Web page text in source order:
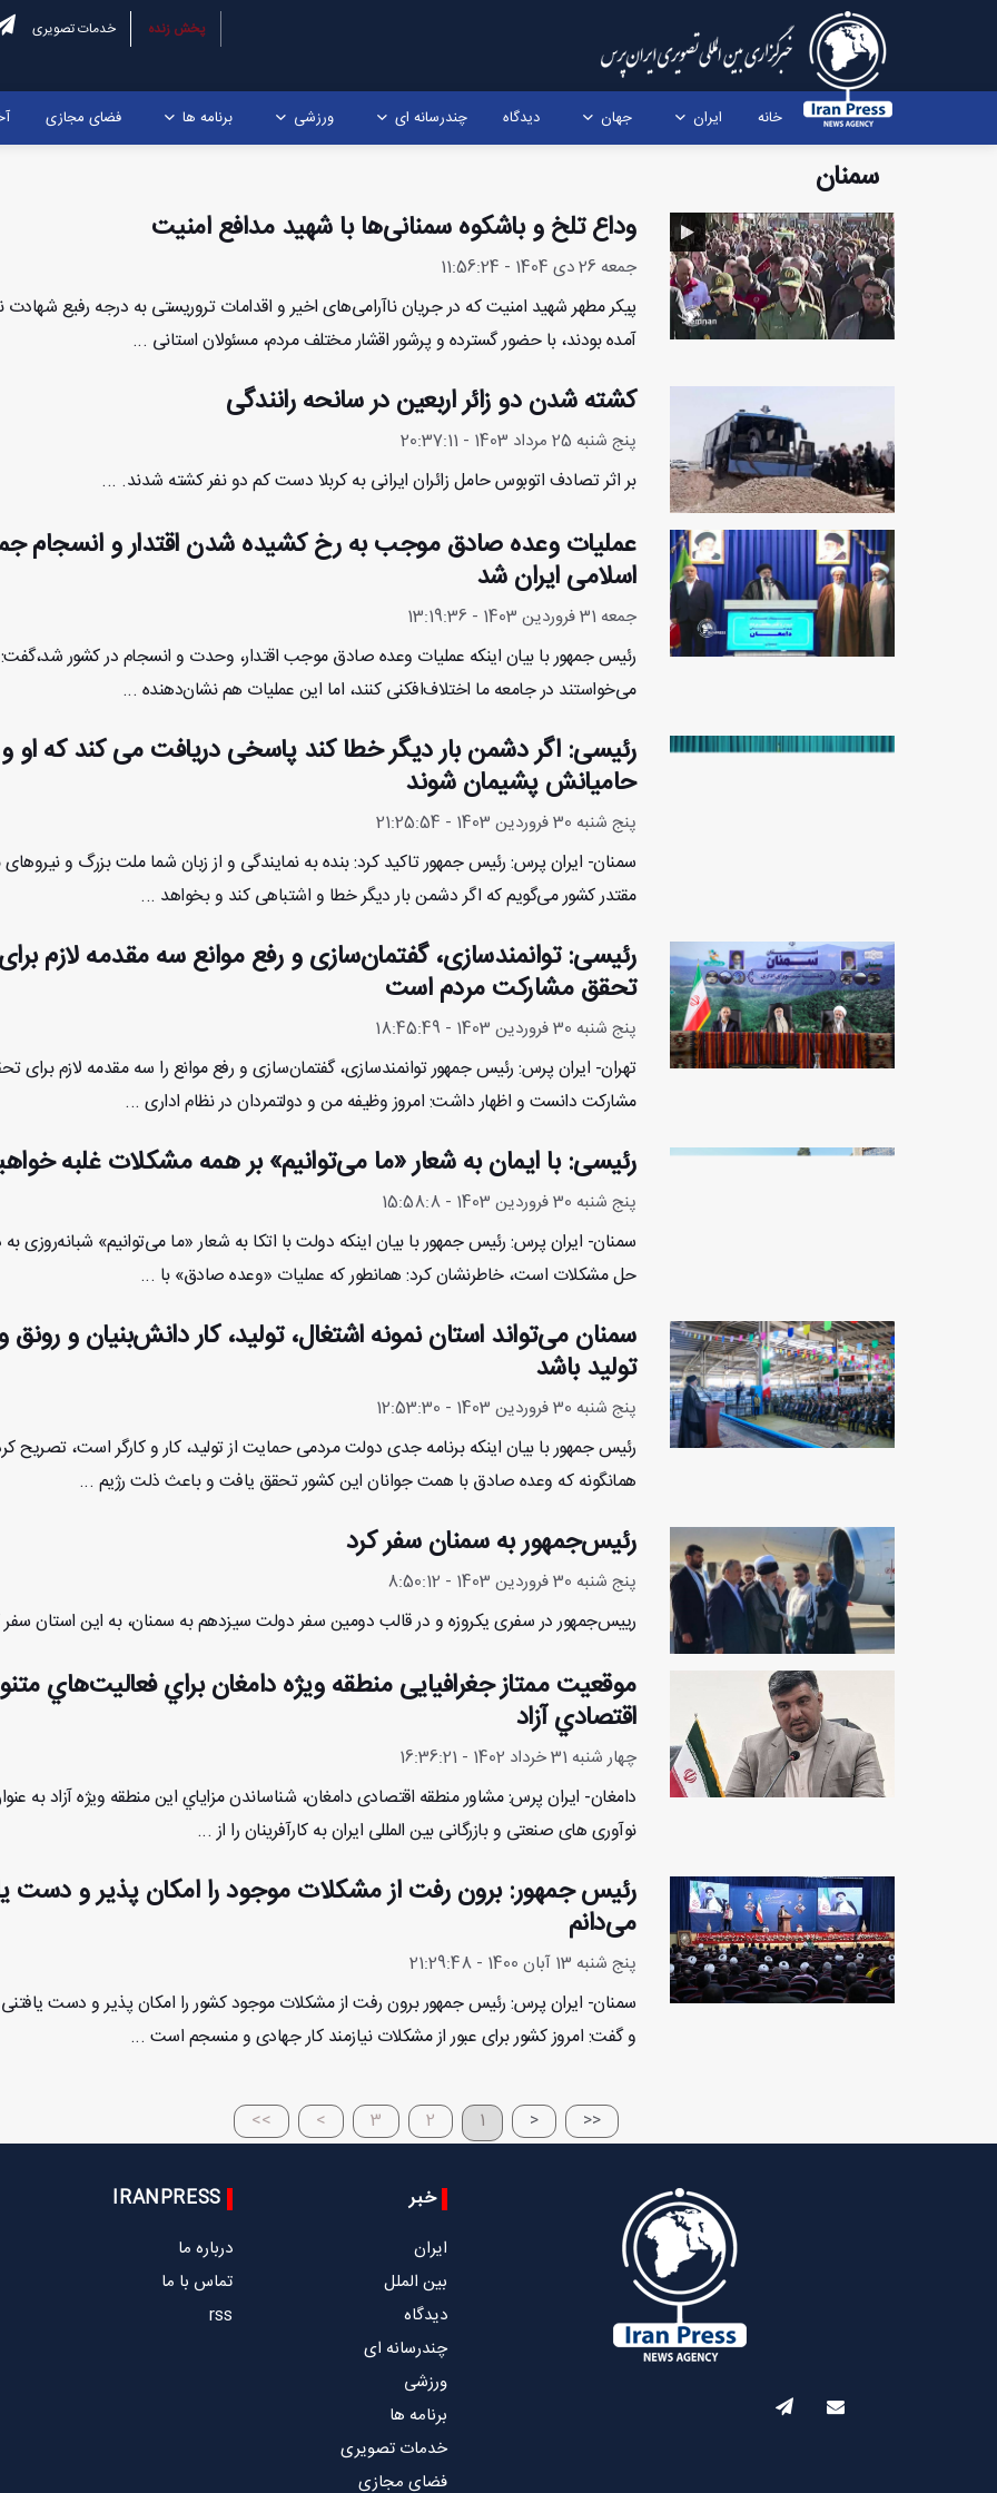
پخش زنده خدمات تصویری
خانه ایران جهان دیدگاه چندرسانه ای ورزشی برنامه ها فضای مجازی
سمنان
وداع تلخ و باشکوه سمنانی‌ها با شهید مدافع امنیت
جمعه 26 دی 1404 - 11:56:24
پیکر مطهر شهید امنیت که در جریان ناآرامی‌های اخیر و اقدامات تروریستی به درجه رفیع شهادت
آمده بودند، با حضور گسترده و پرشور اقشار مختلف مردم، مسئولان استانی ...
کشته شدن دو زائر اربعین در سانحه رانندگی
پنج شنبه 25 مرداد 1403 - 20:37:11
بر اثر تصادف اتوبوس حامل زائران ایرانی به کربلا دست کم دو نفر کشته شدند. ...
عملیات وعده صادق موجب به رخ کشیده شدن اقتدار و انسجام
اسلامی ایران شد
جمعه 31 فروردین 1403 - 13:19:36
رئیس جمهور با بیان اینکه عملیات وعده صادق موجب اقتدار، وحدت و انسجام در کشور
می‌خواستند در جامعه ما اختلاف‌افکنی کنند، اما این عملیات هم نشان‌دهنده ...
رئیسی: اگر دشمن بار دیگر خطا کند پاسخی دریافت می کند که او و
حامیانش پشیمان شوند
پنج شنبه 30 فروردین 1403 - 21:25:54
سمنان- ایران پرس: رئیس جمهور تاکید کرد: بنده به نمایندگی و از زبان شما ملت بزرگ و
مقتدر کشور می‌گویم که اگر دشمن بار دیگر خطا و اشتباهی کند و بخواهد ...
رئیسی: توانمندسازی، گفتمان‌سازی و رفع موانع سه مقدمه لازم برای
تحقق مشارکت مردم است
پنج شنبه 30 فروردین 1403 - 18:45:49
تهران- ایران پرس: رئیس جمهور توانمندسازی، گفتمان‌سازی و رفع موانع را سه مقدمه لازم برای
مشارکت دانست و اظهار داشت: امروز وظیفه من و دولتمردان در نظام اداری ...
رئیسی: با ایمان به شعار «ما می‌توانیم» بر همه مشکلات غلبه
پنج شنبه 30 فروردین 1403 - 15:58:8
سمنان- ایران پرس: رئیس جمهور با بیان اینکه دولت با اتکا به شعار «ما می‌توانیم» شبانه‌روزی به
حل مشکلات است، خاطرنشان کرد: همانطور که عملیات «وعده صادق» با ...
سمنان می‌تواند استان نمونه اشتغال، تولید، کار دانش‌بنیان و
تولید باشد
پنج شنبه 30 فروردین 1403 - 12:53:30
رئیس جمهور با بیان اینکه برنامه جدی دولت مردمی حمایت از تولید، کار و کارگر است، تصریح
همانگونه که وعده صادق با همت جوانان این کشور تحقق یافت و باعث ذلت رژیم ...
رئیس‌جمهور به سمنان سفر کرد
پنج شنبه 30 فروردین 1403 - 8:50:12
رییس‌جمهور در سفری یکروزه و در قالب دومین سفر دولت سیزدهم به سمنان، به این استان
موقعیت ممتاز جغرافیایی منطقه ویژه دامغان براي فعاليت‌هاي
اقتصادي آزاد
چهار شنبه 31 خرداد 1402 - 16:36:21
دامغان- ایران پرس: مشاور منطقه اقتصادی دامغان، شناساندن مزاياي این منطقه ویژه آزاد به
نوآوری های صنعتی و بازرگانی بین المللی ایران به كارآفرينان را از ...
رئیس جمهور: برون رفت از مشکلات موجود را امکان پذیر و دست
می‌دانم
پنج شنبه 13 آبان 1400 - 21:29:48
سمنان- ایران پرس: رئیس جمهور برون رفت از مشکلات موجود کشور را امکان پذیر و دست
و گفت: امروز کشور برای عبور از مشکلات نیازمند کار جهادی و منسجم است ...
<<
<
1
2
3
>
>>
خبر
ایران
بین الملل
دیدگاه
چندرسانه ای
ورزشی
برنامه ها
خدمات تصویری
فضای مجازی
IRANPRESS
درباره ما
تماس با ما
rss